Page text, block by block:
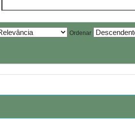
Ordenar